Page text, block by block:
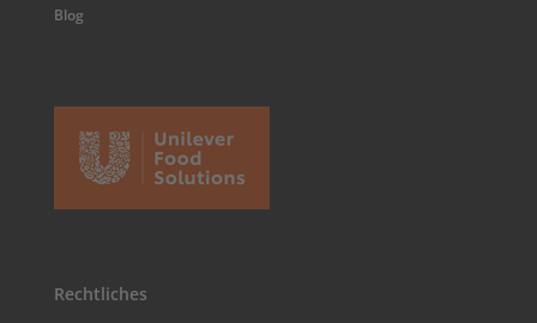
Blog
Rechtliches